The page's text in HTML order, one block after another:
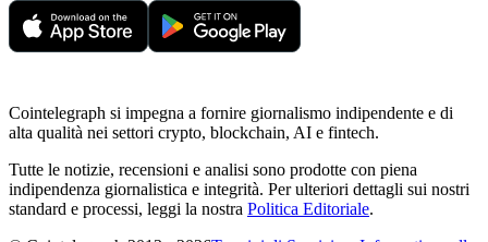
Cointelegraph si impegna a fornire giornalismo indipendente e di
alta qualità nei settori crypto, blockchain, AI e fintech.
Tutte le notizie, recensioni e analisi sono prodotte con piena
indipendenza giornalistica e integrità. Per ulteriori dettagli sui nostri
standard e processi, leggi la nostra Politica Editoriale.